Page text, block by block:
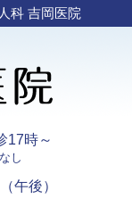
科 吉岡医院
17時～
し
午後）